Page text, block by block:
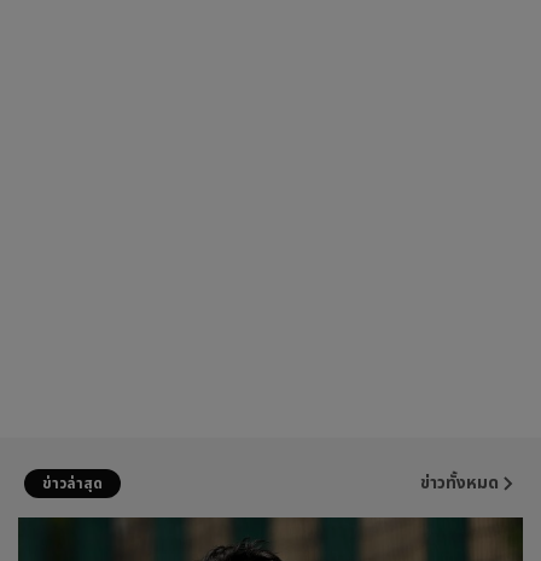
ข่าวล่าสุด ข่าวทั้งหมด